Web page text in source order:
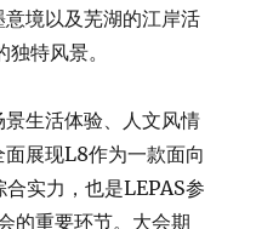
境以及芜湖的江岸活
特风景。
生活体验、人文风情
展现L8作为一款面向
实力，也是LEPAS参
的重要环节。大会期